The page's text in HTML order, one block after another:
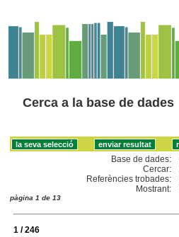
Cerca a la base de dades
Base de dades:
Cercar:
Referències trobades:
Mostrant:
pàgina 1 de 13
1 / 246